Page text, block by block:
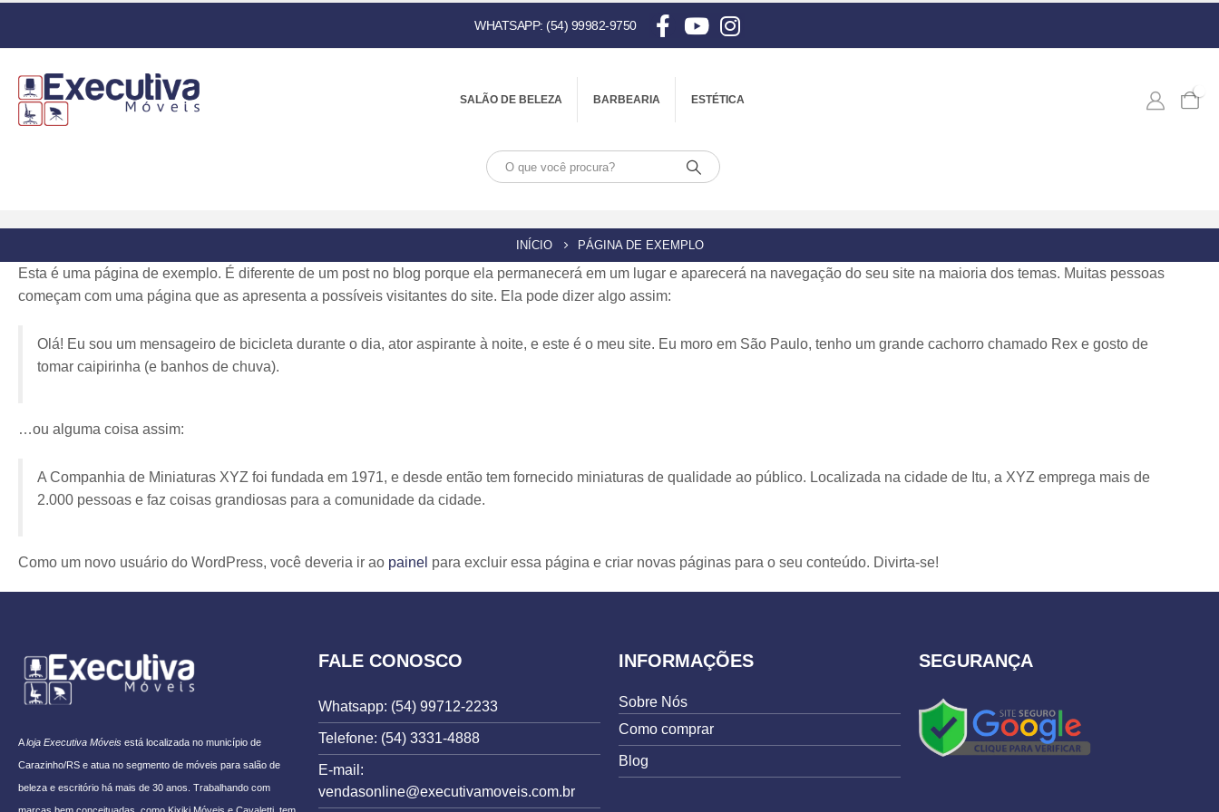
WHATSAPP: (54) 99982-9750
SALÃO DE BELEZA BARBEARIA ESTÉTICA
INÍCIO PÁGINA DE EXEMPLO
Esta é uma página de exemplo. É diferente de um post no blog porque ela permanecerá em um lugar e aparecerá na navegação do seu site na maioria dos temas. Muitas pessoas
começam com uma página que as apresenta a possíveis visitantes do site. Ela pode dizer algo assim:
Olá! Eu sou um mensageiro de bicicleta durante o dia, ator aspirante à noite, e este é o meu site. Eu moro em São Paulo, tenho um grande cachorro chamado Rex e gosto de
tomar caipirinha (e banhos de chuva).
…ou alguma coisa assim:
A Companhia de Miniaturas XYZ foi fundada em 1971, e desde então tem fornecido miniaturas de qualidade ao público. Localizada na cidade de Itu, a XYZ emprega mais de
2.000 pessoas e faz coisas grandiosas para a comunidade da cidade.
Como um novo usuário do WordPress, você deveria ir ao painel para excluir essa página e criar novas páginas para o seu conteúdo. Divirta-se!
Aloja Executiva Móveis está localizada no município de
Carazinho/RS e atua no segmento de móveis para salão de
beleza e escritório há mais de 30 anos. Trabalhando com
FALE CONOSCO
Whatsapp: (54) 99712-2233
Telefone: (54) 3331-4888
E-mail:
vendasonline@executivamoveis.com.br
INFORMAÇÕES
Sobre Nós
Como comprar
Blog
SEGURANÇA